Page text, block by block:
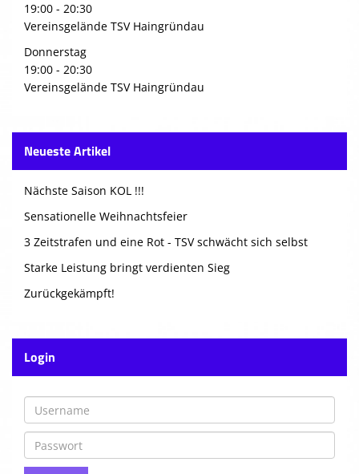
19:00 - 20:30
Vereinsgelände TSV Haingründau
Donnerstag
19:00 - 20:30
Vereinsgelände TSV Haingründau
Neueste Artikel
Nächste Saison KOL !!!
Sensationelle Weihnachtsfeier
3 Zeitstrafen und eine Rot - TSV schwächt sich selbst
Starke Leistung bringt verdienten Sieg
Zurückgekämpft!
Login